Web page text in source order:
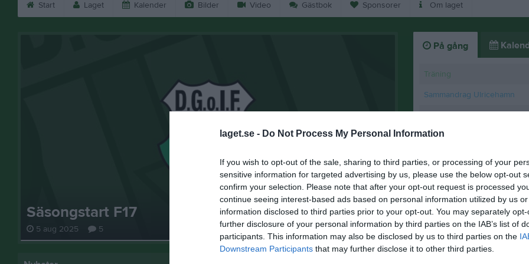
laget.se - Do Not Process My Personal Information
If you wish to opt-out of the sale, sharing to third parties, or processing of your
sensitive information for targeted advertising by us, please use the below opt-out
confirm your selection. Please note that after your opt-out request is processed
continue seeing interest-based ads based on personal information utilized by us
information disclosed to third parties prior to your opt-out. You may separately
further disclosure of your personal information by third parties on the IAB’s list of
participants. This information may also be disclosed by us to third parties on the
Downstream Participants that may further disclose it to other third parties.
Start Laget Kalender Bilder Video Gästbok Sponsorer Om laget
Säsongstart F17
5 aug 2025 5
Ingen träning 15/3
14 mar 2025 0
På gång
Träning
Sammandrag Ulricehamn
Träning
Sammandrag Limmared